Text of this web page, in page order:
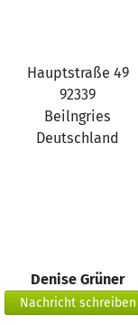
Hauptstraße 49
92339
Beilngries
Deutschland
Denise Grüner
Nachricht schreiben